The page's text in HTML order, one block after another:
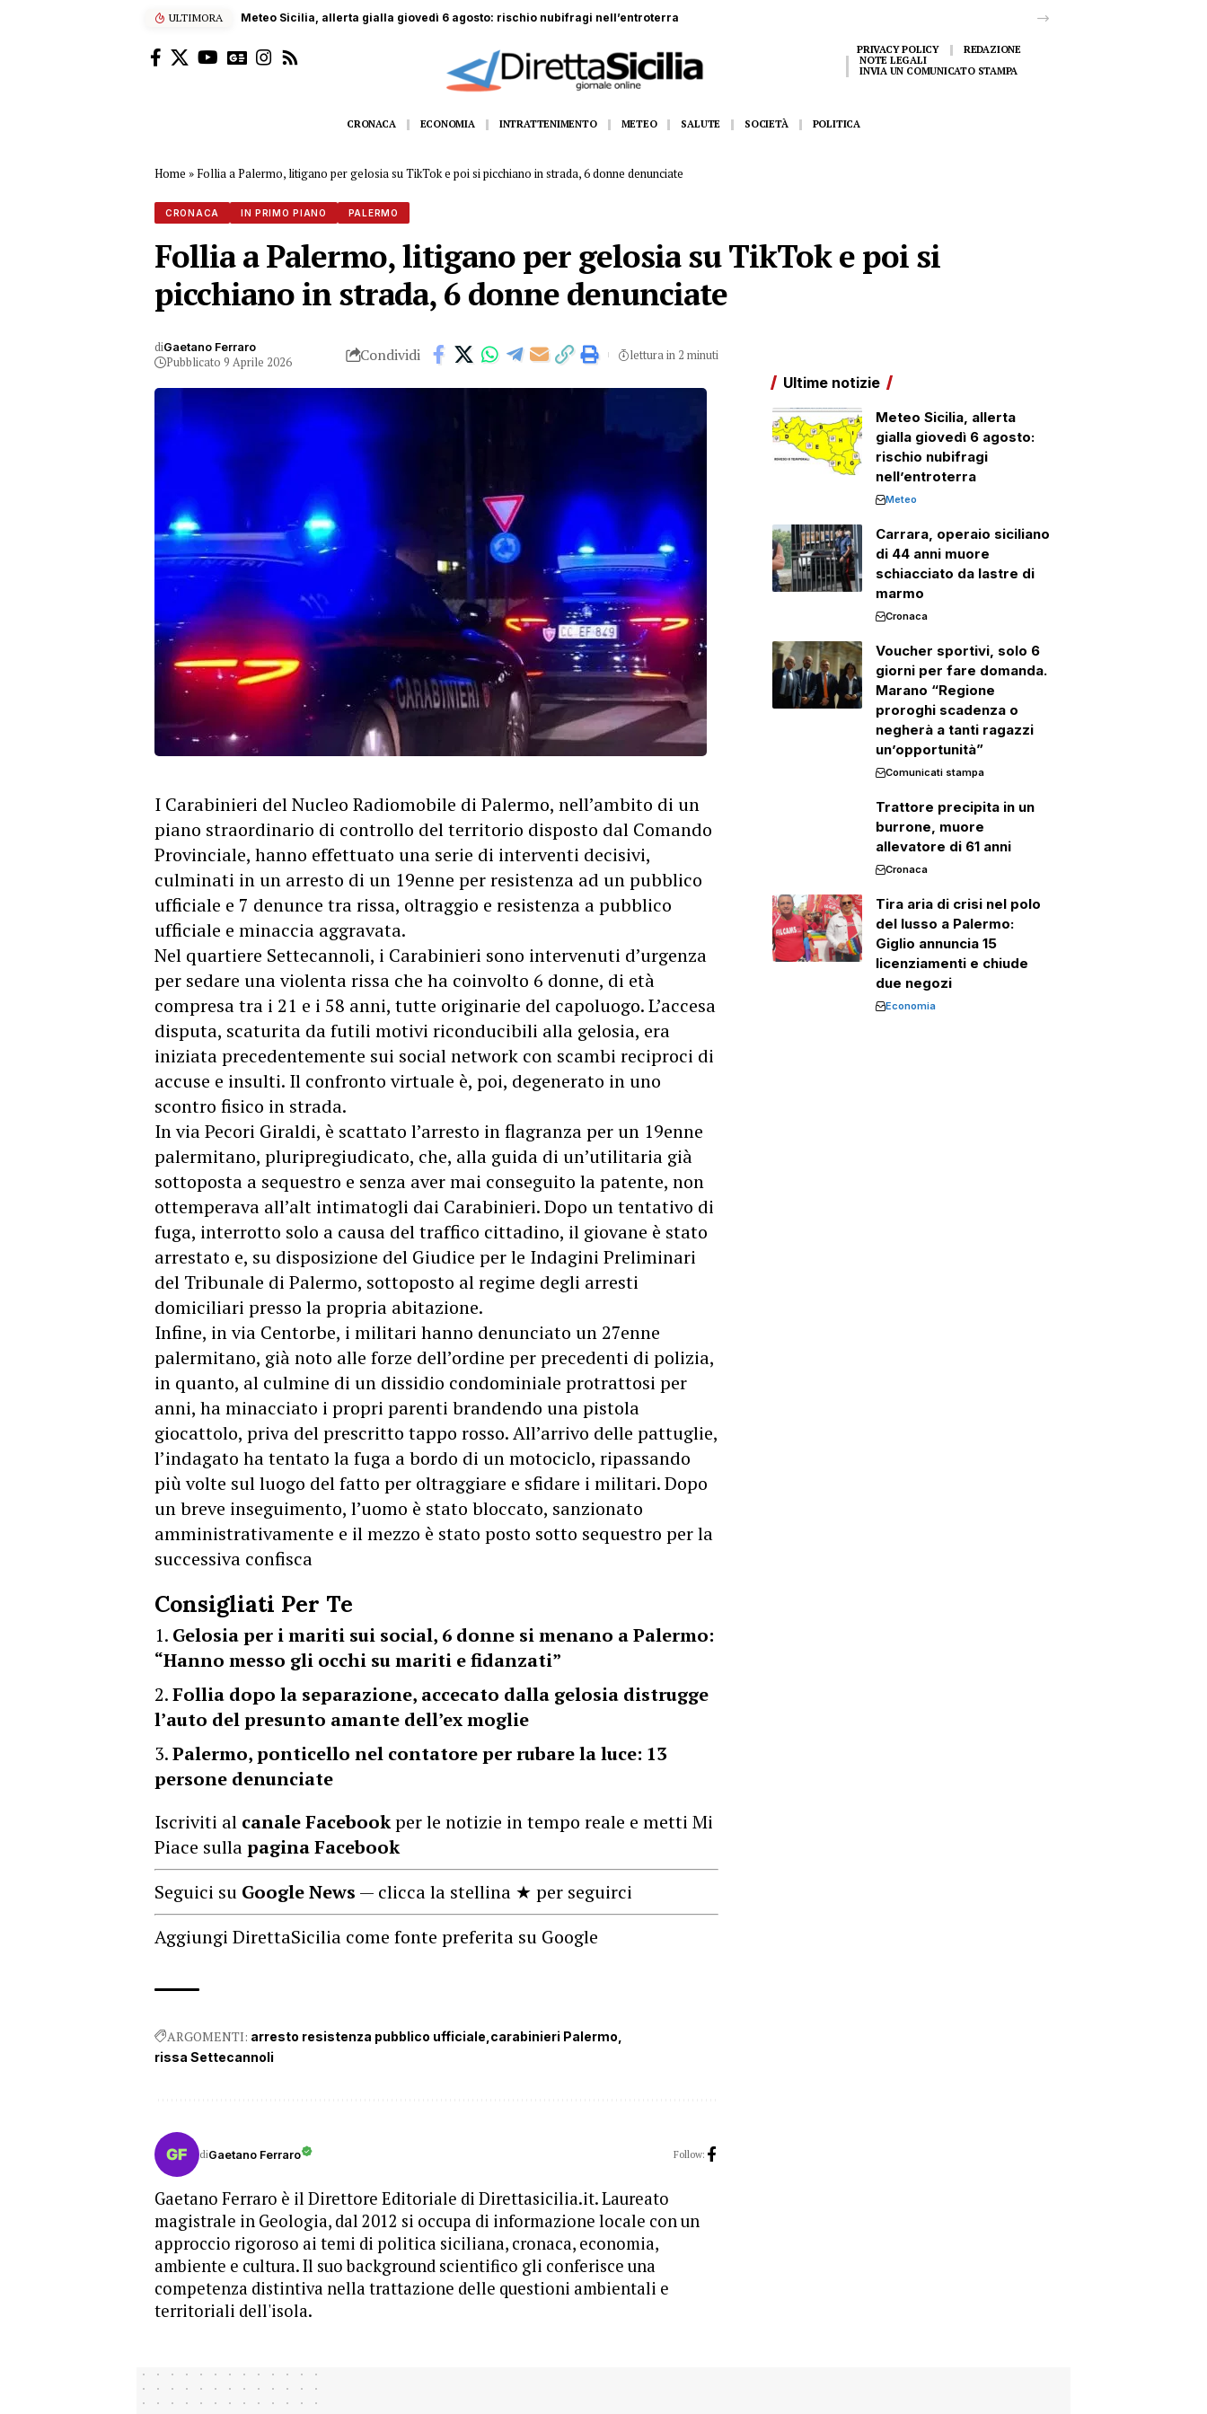
ULTIMORA Carrara, operaio siciliano di 44 anni muore schiacciato da lastre di marmo
PRIVACY POLICY
REDAZIONE
NOTE LEGALI
INVIA UN COMUNICATO STAMPA
CRONACA ECONOMIA INTRATTENIMENTO METEO SALUTE SOCIETÀ POLITICA
Home » Follia a Palermo, litigano per gelosia su TikTok e poi si picchiano in strada, 6 donne denunciate
CRONACA IN PRIMO PIANO PALERMO
Follia a Palermo, litigano per gelosia su TikTok e poi si
picchiano in strada, 6 donne denunciate
diGaetano Ferraro
Pubblicato 9 Aprile 2026 Condividi lettura in 2 minuti
I Carabinieri del Nucleo Radiomobile di Palermo, nell’ambito di un
piano straordinario di controllo del territorio disposto dal Comando
Provinciale, hanno effettuato una serie di interventi decisivi,
culminati in un arresto di un 19enne per resistenza ad un pubblico
ufficiale e 7 denunce tra rissa, oltraggio e resistenza a pubblico
ufficiale e minaccia aggravata.
Nel quartiere Settecannoli, i Carabinieri sono intervenuti d’urgenza
per sedare una violenta rissa che ha coinvolto 6 donne, di età
compresa tra i 21 e i 58 anni, tutte originarie del capoluogo. L’accesa
disputa, scaturita da futili motivi riconducibili alla gelosia, era
iniziata precedentemente sui social network con scambi reciproci di
accuse e insulti. Il confronto virtuale è, poi, degenerato in uno
scontro fisico in strada.
In via Pecori Giraldi, è scattato l’arresto in flagranza per un 19enne
palermitano, pluripregiudicato, che, alla guida di un’utilitaria già
sottoposta a sequestro e senza aver mai conseguito la patente, non
ottemperava all’alt intimatogli dai Carabinieri. Dopo un tentativo di
fuga, interrotto solo a causa del traffico cittadino, il giovane è stato
arrestato e, su disposizione del Giudice per le Indagini Preliminari
del Tribunale di Palermo, sottoposto al regime degli arresti
domiciliari presso la propria abitazione.
Infine, in via Centorbe, i militari hanno denunciato un 27enne
palermitano, già noto alle forze dell’ordine per precedenti di polizia,
in quanto, al culmine di un dissidio condominiale protrattosi per
anni, ha minacciato i propri parenti brandendo una pistola
giocattolo, priva del prescritto tappo rosso. All’arrivo delle pattuglie,
l’indagato ha tentato la fuga a bordo di un motociclo, ripassando
più volte sul luogo del fatto per oltraggiare e sfidare i militari. Dopo
un breve inseguimento, l’uomo è stato bloccato, sanzionato
amministrativamente e il mezzo è stato posto sotto sequestro per la
successiva confisca
Consigliati Per Te
Gelosia per i mariti sui social, 6 donne si menano a Palermo:
“Hanno messo gli occhi su mariti e fidanzati”
Follia dopo la separazione, accecato dalla gelosia distrugge
l’auto del presunto amante dell’ex moglie
Palermo, ponticello nel contatore per rubare la luce: 13
persone denunciate
Iscriviti al canale Facebookper le notizie in tempo reale e metti Mi
Piace sullapagina Facebook
Seguici su Google News — clicca la stellina ★ per seguirci
Aggiungi DirettaSicilia come fonte preferita su Google
ARGOMENTI: arresto resistenza pubblico ufficiale carabinieri Palermo
rissa Settecannoli
diGaetano Ferraro Follow:
Gaetano Ferraro è il Direttore Editoriale di Direttasicilia.it. Laureato
magistrale in Geologia, dal 2012 si occupa di informazione locale con un
approccio rigoroso ai temi di politica siciliana, cronaca, economia,
ambiente e cultura. Il suo background scientifico gli conferisce una
competenza distintiva nella trattazione delle questioni ambientali e
territoriali dell'isola.
Ultime notizie
Meteo Sicilia, allerta
gialla giovedì 6 agosto:
rischio nubifragi
nell’entroterra
Meteo
Carrara, operaio siciliano
di 44 anni muore
schiacciato da lastre di
marmo
Cronaca
Voucher sportivi, solo 6
giorni per fare domanda.
Marano “Regione
proroghi scadenza o
negherà a tanti ragazzi
un’opportunità”
Comunicati stampa
Trattore precipita in un
burrone, muore
allevatore di 61 anni
Cronaca
Tira aria di crisi nel polo
del lusso a Palermo:
Giglio annuncia 15
licenziamenti e chiude
due negozi
Economia